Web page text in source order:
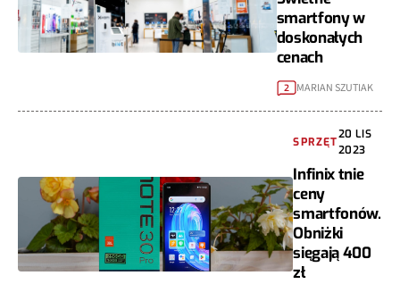
smartfony w
doskonałych
cenach
2 MARIAN SZUTIAK
SPRZĘT
20 LIS
2023
Infinix tnie
ceny
smartfonów.
Obniżki
sięgają 400
zł